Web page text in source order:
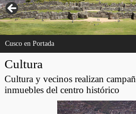
Cusco en Portada
Cultura
Cultura y vecinos realizan
inmuebles del centro histórico